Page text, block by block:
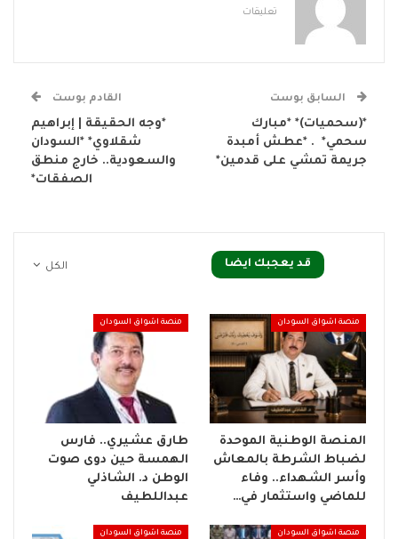
تعليقات
السابق بوست
*(سحميات)* *مبارك
سحمي* . *عطش أمبدة
جريمة تمشي على قدمين*
القادم بوست
*وجه الحقيقة | إبراهيم
شقلاوي* *السودان
والسعودية.. خارج منطق
الصفقات*
الكل قد يعجبك ايضا
منصة اشواق السودان
المنصة الوطنية الموحدة
لضباط الشرطة بالمعاش
وأسر الشهداء.. وفاء
للماضي واستثمار في…
منصة اشواق السودان
طارق عشيري.. فارس
الهمسة حين دوى صوت
الوطن د. الشاذلي
عبداللطيف
منصة اشواق السودان منصة اشواق السودان